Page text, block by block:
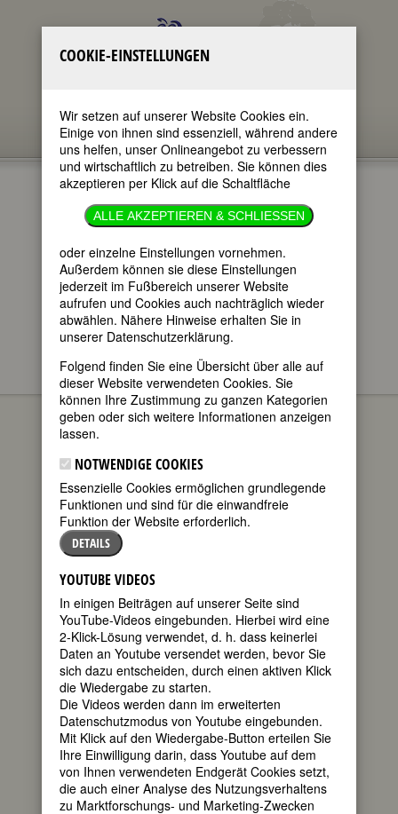
ELSA
SCHIAPARELLI
im ganzen Text
nur in Titeln
BIOGRAPHIEN Elsa Schiaparelli
(Elsa Luisa
Maria
Schiaparelli)
geboren am
10. September
1886 (oder
1890 oder
1896) in Rom
gestorben am
13. November
1973 in Paris
italienisch–französische
Modeschöpferin
135. Geburtstag (?) am 10. September
2025
Biografie•Zitate•Weblinks•Literatur &
Quellen•Bildquellen
BIOGRAFIE
COOKIE-EINSTELLUNGEN
Wir setzen auf unserer Website Cookies ein.
Einige von ihnen sind essenziell, während andere
uns helfen, unser Onlineangebot zu verbessern
und wirtschaftlich zu betreiben. Sie können dies
akzeptieren per Klick auf die Schaltfläche
ALLE AKZEPTIEREN & SCHLIESSEN
oder einzelne Einstellungen vornehmen.
Außerdem können sie diese Einstellungen
jederzeit im Fußbereich unserer Website
aufrufen und Cookies auch nachträglich wieder
abwählen. Nähere Hinweise erhalten Sie in
unserer Datenschutzerklärung.
Folgend finden Sie eine Übersicht über alle auf
dieser Website verwendeten Cookies. Sie
können Ihre Zustimmung zu ganzen Kategorien
geben oder sich weitere Informationen anzeigen
lassen.
NOTWENDIGE COOKIES
Essenzielle Cookies ermöglichen grundlegende
Funktionen und sind für die einwandfreie
Funktion der Website erforderlich.
DETAILS
YOUTUBE VIDEOS
In einigen Beiträgen auf unserer Seite sind
YouTube-Videos eingebunden. Hierbei wird eine
2-Klick-Lösung verwendet, d. h. dass keinerlei
Daten an Youtube versendet werden, bevor Sie
sich dazu entscheiden, durch einen aktiven Klick
die Wiedergabe zu starten.
Die Videos werden dann im erweiterten
Datenschutzmodus von Youtube eingebunden.
Mit Klick auf den Wiedergabe-Button erteilen Sie
Ihre Einwilligung darin, dass Youtube auf dem
von Ihnen verwendeten Endgerät Cookies setzt,
die auch einer Analyse des Nutzungsverhaltens
zu Marktforschungs- und Marketing-Zwecken